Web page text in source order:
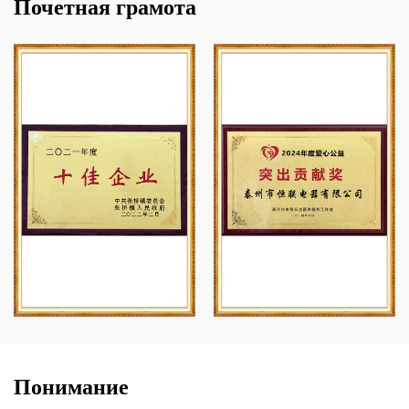
YLH, YM, YW, J599I, J599II, J599III, круглым электрическим
разъемам серии XC и J7, J14, J20J, J29A, Прямоугольные
электрические разъемы серии J30J, J63A. Он соответствует
национальному стандарту Y2, Y4, YP, LYP, YD и другим сериям
круглых электрических разъемов. Продукция охватывает
генеральный штаб, окончательную сборку, морскую
установку, вторую артиллерию, вооружение,
аэрокосмическую и другие военные разновидности,
ядерную энергетику, железную дорогу, национальную
энергосистему, геофизическую разведку нефти и земли и
центр контроля качества со сложным производственным
Почетная грамота
Понимание